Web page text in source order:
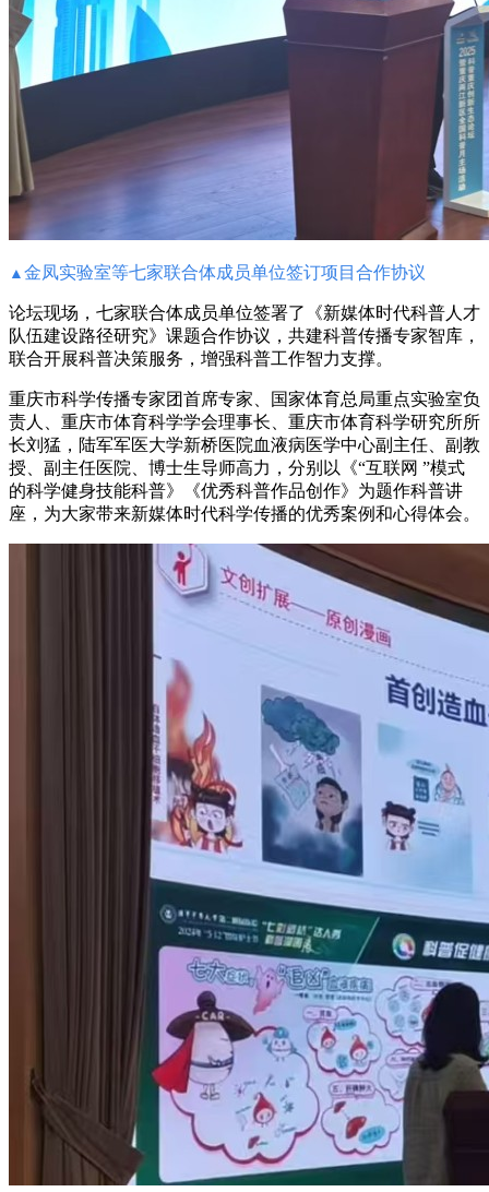
▲金凤实验室等七家联合体成员单位签订项目合作协议
论坛现场，七家联合体成员单位签署了《新媒体时代科普人才
队伍建设路径研究》课题合作协议，共建科普传播专家智库，
联合开展科普决策服务，增强科普工作智力支撑。
重庆市科学传播专家团首席专家、国家体育总局重点实验室负
责人、重庆市体育科学学会理事长、重庆市体育科学研究所所
长刘猛， 陆军军医大学新桥医院血液病医学中心副主任、副教
授、副主任医院、博士生导师高力 ，分别以《“互联网 ”模式
的科学健身技能科普》《优秀科普作品创作》为题作科普讲
座，为大家带来新媒体时代科学传播的优秀案例和心得体会。